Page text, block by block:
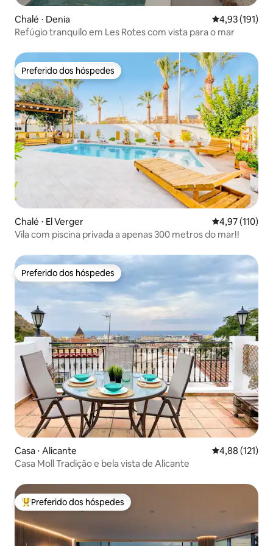
Chalé ⋅ Denia 4,93 de uma
4,93 (191)
Refúgio tranquilo em Les Rotes com vista para o mar
Preferido dos hóspedes
Preferido dos hóspedes
Chalé ⋅ El Verger 4,97 de uma
4,97 (110)
Vila com piscina privada a apenas 300 metros do mar!!
Preferido dos hóspedes
Preferido dos hóspedes
Casa ⋅ Alicante 4,88 de uma
4,88 (121)
Casa Moll Tradição e bela vista de Alicante
Entre os melhores preferidos dos hóspedes
Preferido dos hóspedes